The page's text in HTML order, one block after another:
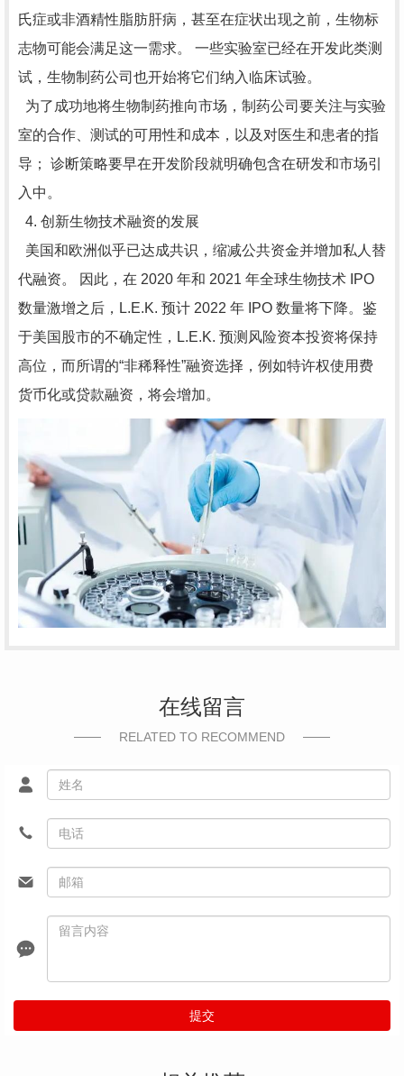
氏症或非酒精性脂肪肝病，甚至在症状出现之前，生物标
志物可能会满足这一需求。 一些实验室已经在开发此类测
试，生物制药公司也开始将它们纳入临床试验。
为了成功地将生物制药推向市场，制药公司要关注与实验
室的合作、测试的可用性和成本，以及对医生和患者的指
导； 诊断策略要早在开发阶段就明确包含在研发和市场引
入中。
4. 创新生物技术融资的发展
美国和欧洲似乎已达成共识，缩减公共资金并增加私人替
代融资。 因此，在 2020 年和 2021 年全球生物技术 IPO
数量激增之后，L.E.K. 预计 2022 年 IPO 数量将下降。鉴
于美国股市的不确定性，L.E.K. 预测风险资本投资将保持
高位，而所谓的“非稀释性”融资选择，例如特许权使用费
货币化或贷款融资，将会增加。
在线留言
RELATED TO RECOMMEND
提交